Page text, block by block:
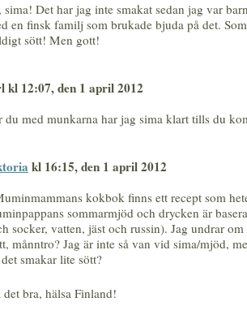
sima! Det har jag inte smakat sedan jag var
en finsk familj som brukade bjuda på det.
sött! Men gott!
kl 12:07, den 1 april 2012
du med munkarna har jag sima klart tills du
kl 16:15, den 1 april 2012
kokbok finns ett recept som
sommarmjöd och drycken är
socker, vatten, jäst och russin). Jag undrar
månntro? Jag är inte så van vid sima/mjöd,
smakar lite sött?
det bra, hälsa Finland!